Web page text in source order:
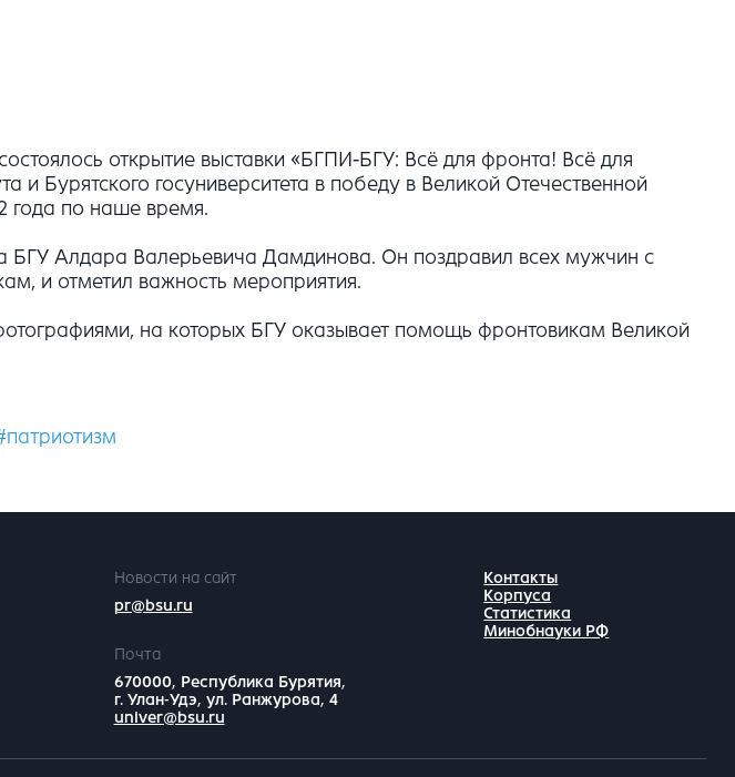
открытие выставки «БГПИ-БГУ: Всё для фронта! Всё для
и Бурятского госуниверситета в победу в Великой Отечественной
года по наше время.
БГУ Алдара Валерьевича Дамдинова. Он поздравил всех мужчин с
и отметил важность мероприятия.
на которых БГУ оказывает помощь фронтовикам Великой
Новости на сайт
pr@bsu.ru
Почта
670000, Республика Бурятия,
г. Улан-Удэ, ул. Ранжурова, 4
univer@bsu.ru
Контакты
Корпуса
Статистика
Минобнауки РФ